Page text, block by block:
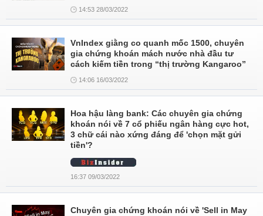
14:53 28/03/2022
VnIndex giằng co quanh mốc 1500, chuyên
gia chứng khoán mách nước nhà đầu tư
cách kiếm tiền trong “thị trường Kangaroo”
14:06 16/03/2022
Hoa hậu làng bank: Các chuyên gia chứng
khoán nói về 7 cổ phiếu ngân hàng cực hot,
3 chữ cái nào xứng đáng để 'chọn mặt gửi
tiền'?
16:37 09/03/2022
Chuyên gia chứng khoán nói về 'Sell in May